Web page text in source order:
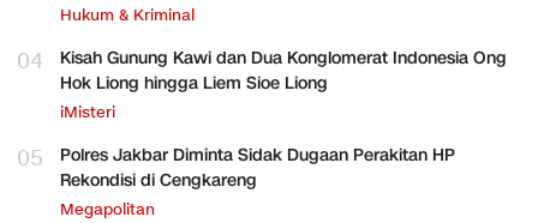
Hukum & Kriminal
04
Kisah Gunung Kawi dan Dua Konglomerat Indonesia Ong
Hok Liong hingga Liem Sioe Liong
iMisteri
05
Polres Jakbar Diminta Sidak Dugaan Perakitan HP
Rekondisi di Cengkareng
Megapolitan